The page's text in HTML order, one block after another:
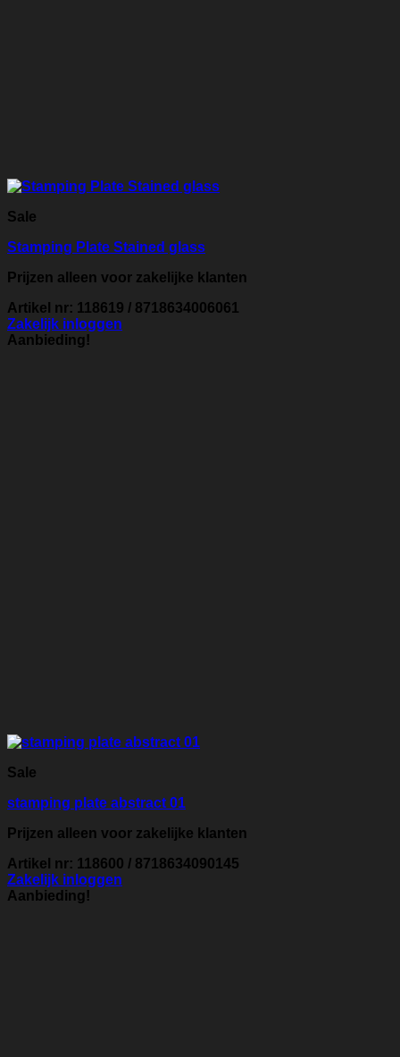
Sale
Stamping Plate Stained glass
Prijzen alleen voor zakelijke klanten
Artikel nr: 118619 / 8718634006061
Zakelijk inloggen
Aanbieding!
Sale
stamping plate abstract 01
Prijzen alleen voor zakelijke klanten
Artikel nr: 118600 / 8718634090145
Zakelijk inloggen
Aanbieding!